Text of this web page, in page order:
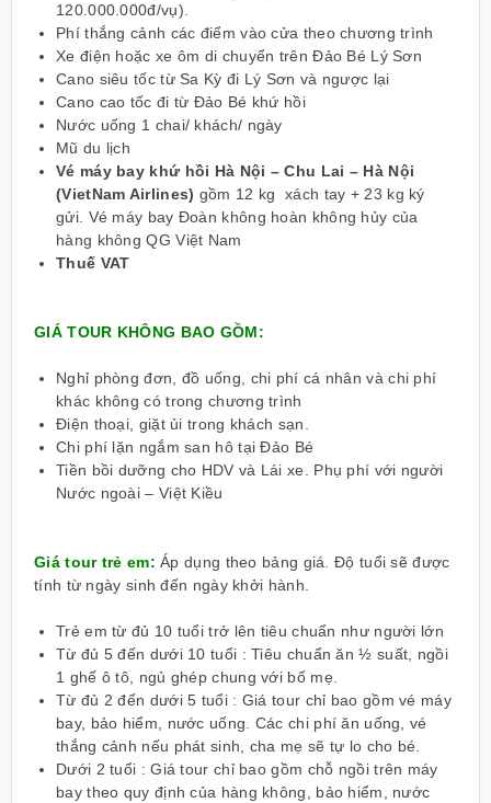
120.000.000đ/vụ).
Phí thắng cảnh các điểm vào cửa theo chương trình
Xe điện hoặc xe ôm di chuyển trên Đảo Bé Lý Sơn
Cano siêu tốc từ Sa Kỳ đi Lý Sơn và ngược lại
Cano cao tốc đi từ Đảo Bé khứ hồi
Nước uống 1 chai/ khách/ ngày
Mũ du lịch
Vé máy bay khứ hồi Hà Nội – Chu Lai – Hà Nội
(VietNam Airlines) gồm 12 kg xách tay + 23 kg ký
gửi. Vé máy bay Đoàn không hoàn không hủy của
hàng không QG Việt Nam
Thuế VAT
GIÁ TOUR KHÔNG BAO GỒM:
Nghỉ phòng đơn, đồ uống, chi phí cá nhân và chi phí
khác không có trong chương trình
Điện thoại, giặt ủi trong khách sạn.
Chi phí lặn ngắm san hô tại Đảo Bé
Tiền bồi dưỡng cho HDV và Lái xe. Phụ phí với người
Nước ngoài – Việt Kiều
Giá tour trẻ em: Áp dụng theo bảng giá. Độ tuổi sẽ được
tính từ ngày sinh đến ngày khởi hành.
Trẻ em từ đủ 10 tuổi trở lên tiêu chuẩn như người lớn
Từ đủ 5 đến dưới 10 tuổi : Tiêu chuẩn ăn ½ suất, ngồi
1 ghế ô tô, ngủ ghép chung với bố mẹ.
Từ đủ 2 đến dưới 5 tuổi : Giá tour chỉ bao gồm vé máy
bay, bảo hiểm, nước uống. Các chi phí ăn uống, vé
thắng cảnh nếu phát sinh, cha mẹ sẽ tự lo cho bé.
Dưới 2 tuổi : Giá tour chỉ bao gồm chỗ ngồi trên máy
bay theo quy định của hàng không, bảo hiểm, nước